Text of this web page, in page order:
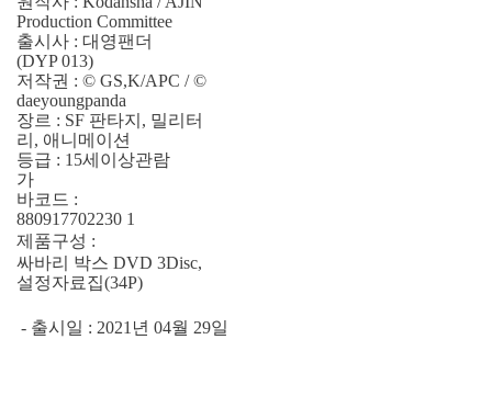
Production Committee
출시사 : 대영팬더
(DYP 013)
저작권 : © GS,K/APC / ©
daeyoungpanda
장르 : SF 판타지, 밀리터
리, 애니메이션
등급 : 15세이상관람
가
바코드 :
880917702230 1
제품구성 :
싸바리 박스 DVD 3Disc,
설정자료집(34P)
- 출시일 : 2021년 04월 29일